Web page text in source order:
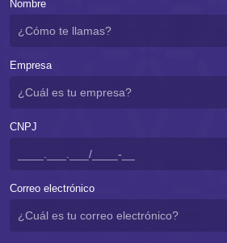
Nombre
Empresa
CNPJ
Correo electrónico